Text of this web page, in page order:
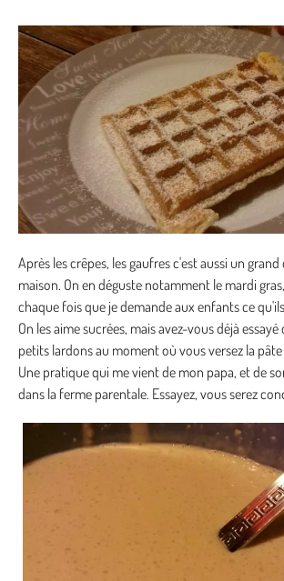
Après les crêpes, les gaufres c'est aussi un grand
maison. On en déguste notamment le mardi
chaque fois que je demande aux enfants ce
On les aime sucrées, mais avez-vous déjà
petits lardons au moment où vous versez la
Une pratique qui me vient de mon papa, et de
dans la ferme parentale. Essayez, vous serez